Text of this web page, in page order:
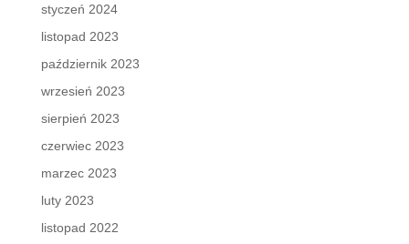
styczeń 2024
listopad 2023
październik 2023
wrzesień 2023
sierpień 2023
czerwiec 2023
marzec 2023
luty 2023
listopad 2022